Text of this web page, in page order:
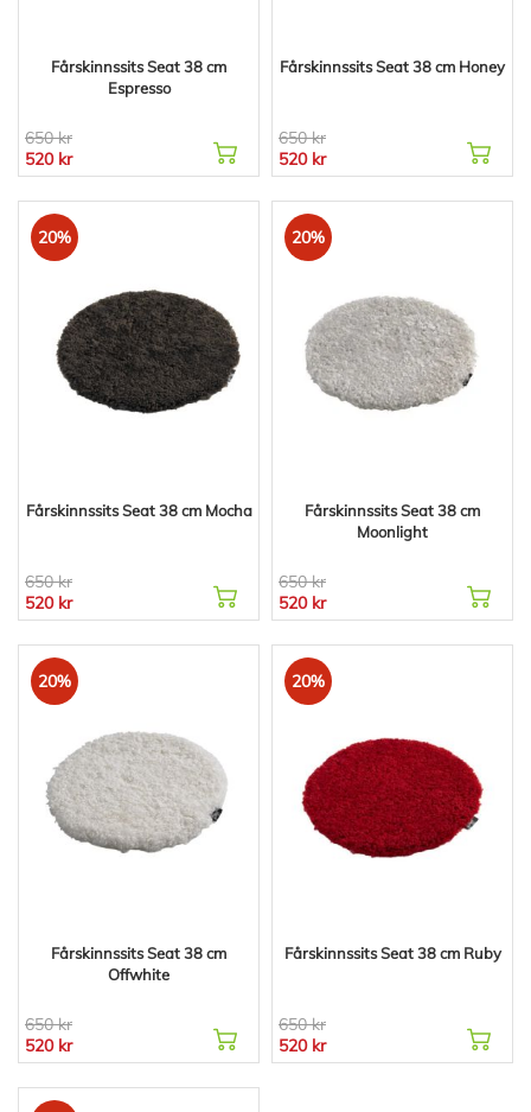
Fårskinnssits Seat 38 cm
Espresso
650 kr
520 kr
Fårskinnssits Seat 38 cm Honey
650 kr
520 kr
20%
Fårskinnssits Seat 38 cm Mocha
650 kr
520 kr
20%
Fårskinnssits Seat 38 cm
Moonlight
650 kr
520 kr
20%
Fårskinnssits Seat 38 cm
Offwhite
650 kr
520 kr
20%
Fårskinnssits Seat 38 cm Ruby
650 kr
520 kr